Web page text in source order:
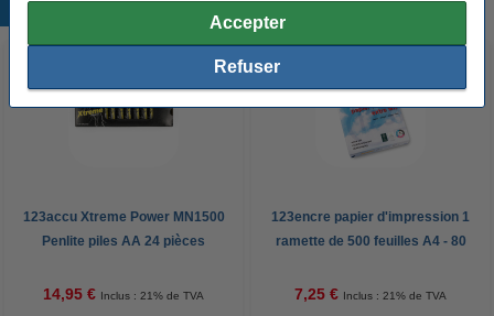
Accepter
Refuser
123accu Xtreme Power MN1500
Penlite piles AA 24 pièces
14,95 € Inclus : 21% de TVA
123encre papier d'impression 1
ramette de 500 feuilles A4 - 80
7,25 € Inclus : 21% de TVA